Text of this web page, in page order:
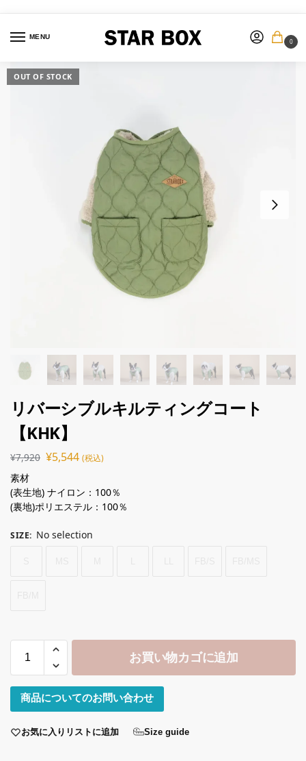
MENU
0
OUT OF STOCK
リバーシブルキルティングコート
【KHK】
¥7,920 ¥5,544 (税込)
素材
(表生地) ナイロン：100％
(裏地)ポリエステル：100％
SIZE: No selection
お買い物カゴに追加
商品についてのお問い合わせ
お気に入りリストに追加 Size guide